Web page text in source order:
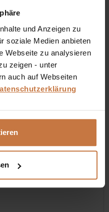
und Anzeigen zu
soziale Medien anbieten
Webseite zu analysieren
zeigen - unter
auch auf Webseiten
PHYRIS
schonend und gründlich